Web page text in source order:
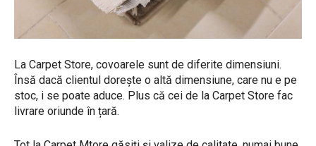
La Carpet Store, covoarele sunt de diferite dimensiuni.
Însă dacă clientul dorește o altă dimensiune, care nu e pe
stoc, i se poate aduce. Plus că cei de la Carpet Store fac
livrare oriunde în țară.